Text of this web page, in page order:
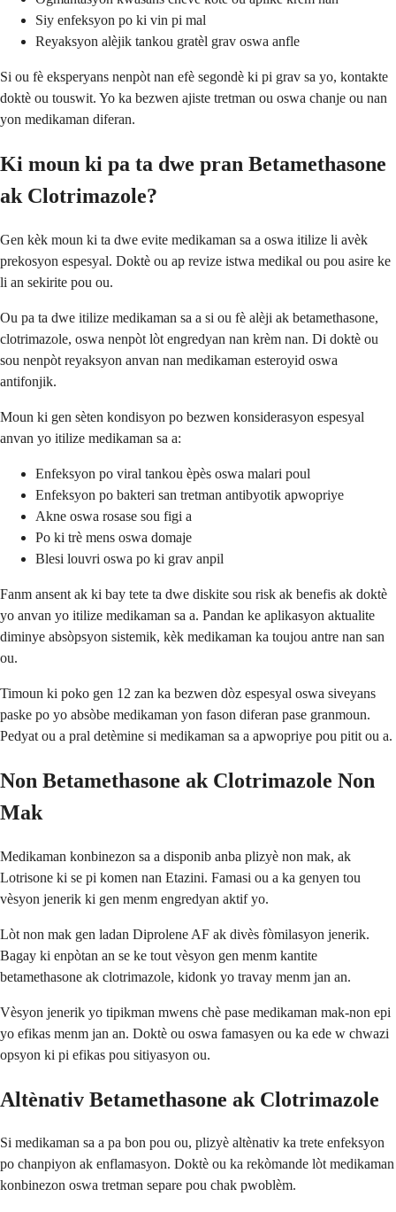
Siy enfeksyon po ki vin pi mal
Reyaksyon alèjik tankou gratèl grav oswa anfle
Si ou fè eksperyans nenpòt nan efè segondè ki pi grav sa yo, kontakte
doktè ou touswit. Yo ka bezwen ajiste tretman ou oswa chanje ou nan
yon medikaman diferan.
Ki moun ki pa ta dwe pran Betamethasone
ak Clotrimazole?
Gen kèk moun ki ta dwe evite medikaman sa a oswa itilize li avèk
prekosyon espesyal. Doktè ou ap revize istwa medikal ou pou asire ke
li an sekirite pou ou.
Ou pa ta dwe itilize medikaman sa a si ou fè alèji ak betamethasone,
clotrimazole, oswa nenpòt lòt engredyan nan krèm nan. Di doktè ou
sou nenpòt reyaksyon anvan nan medikaman esteroyid oswa
antifonjik.
Moun ki gen sèten kondisyon po bezwen konsiderasyon espesyal
anvan yo itilize medikaman sa a:
Enfeksyon po viral tankou èpès oswa malari poul
Enfeksyon po bakteri san tretman antibyotik apwopriye
Akne oswa rosase sou figi a
Po ki trè mens oswa domaje
Blesi louvri oswa po ki grav anpil
Fanm ansent ak ki bay tete ta dwe diskite sou risk ak benefis ak doktè
yo anvan yo itilize medikaman sa a. Pandan ke aplikasyon aktualite
diminye absòpsyon sistemik, kèk medikaman ka toujou antre nan san
ou.
Timoun ki poko gen 12 zan ka bezwen dòz espesyal oswa siveyans
paske po yo absòbe medikaman yon fason diferan pase granmoun.
Pedyat ou a pral detèmine si medikaman sa a apwopriye pou pitit ou a.
Non Betamethasone ak Clotrimazole Non
Mak
Medikaman konbinezon sa a disponib anba plizyè non mak, ak
Lotrisone ki se pi komen nan Etazini. Famasi ou a ka genyen tou
vèsyon jenerik ki gen menm engredyan aktif yo.
Lòt non mak gen ladan Diprolene AF ak divès fòmilasyon jenerik.
Bagay ki enpòtan an se ke tout vèsyon gen menm kantite
betamethasone ak clotrimazole, kidonk yo travay menm jan an.
Vèsyon jenerik yo tipikman mwens chè pase medikaman mak-non epi
yo efikas menm jan an. Doktè ou oswa famasyen ou ka ede w chwazi
opsyon ki pi efikas pou sitiyasyon ou.
Altènativ Betamethasone ak Clotrimazole
Si medikaman sa a pa bon pou ou, plizyè altènativ ka trete enfeksyon
po chanpiyon ak enflamasyon. Doktè ou ka rekòmande lòt medikaman
konbinezon oswa tretman separe pou chak pwoblèm.